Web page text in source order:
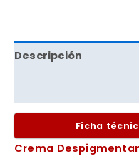
Descripción
Ficha
Crema